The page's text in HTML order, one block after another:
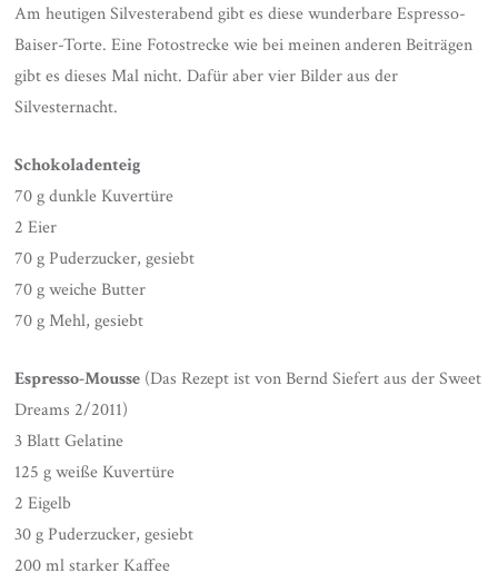
Am heutigen Silvesterabend gibt es diese wunderbare Espresso-
Baiser-Torte. Eine Fotostrecke wie bei meinen anderen Beiträgen
gibt es dieses Mal nicht. Dafür aber vier Bilder aus der
Silvesternacht.
Schokoladenteig
70 g dunkle Kuvertüre
2 Eier
70 g Puderzucker, gesiebt
70 g weiche Butter
70 g Mehl, gesiebt
Espresso-Mousse (Das Rezept ist von Bernd Siefert aus der Sweet
Dreams 2/2011)
3 Blatt Gelatine
125 g weiße Kuvertüre
2 Eigelb
30 g Puderzucker, gesiebt
200 ml starker Kaffee